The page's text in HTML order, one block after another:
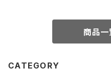
商品一
CATEGORY